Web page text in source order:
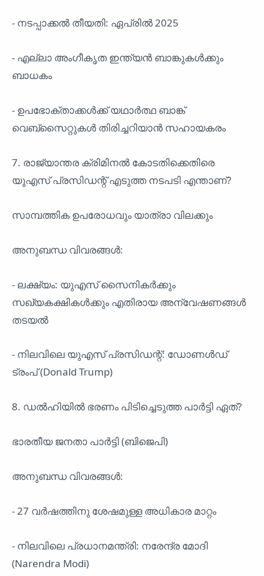
- നടപ്പാക്കൽ തീയതി: ഏപ്രിൽ 2025
- എല്ലാ അംഗീകൃത ഇന്ത്യൻ ബാങ്കുകൾക്കും
ബാധകം
- ഉപഭോക്താക്കൾക്ക് യഥാർത്ഥ ബാങ്ക്
വെബ്സൈറ്റുകൾ തിരിച്ചറിയാൻ സഹായകരം
7. രാജ്യാന്തര ക്രിമിനൽ കോടതിക്കെതിരെ
യുഎസ് പ്രസിഡന്റ് എടുത്ത നടപടി എന്താണ്?
സാമ്പത്തിക ഉപരോധവും യാത്രാ വിലക്കും
അനുബന്ധ വിവരങ്ങൾ:
- ലക്ഷ്യം: യുഎസ് സൈനികർക്കും
സഖ്യകക്ഷികൾക്കും എതിരായ അന്വേഷണങ്ങൾ
തടയൽ
- നിലവിലെ യുഎസ് പ്രസിഡന്റ്: ഡോണൾഡ്
ട്രംപ് (Donald Trump)
8. ഡൽഹിയിൽ ഭരണം പിടിച്ചെടുത്ത പാർട്ടി ഏത്?
ഭാരതീയ ജനതാ പാർട്ടി (ബിജെപി)
അനുബന്ധ വിവരങ്ങൾ:
- 27 വർഷത്തിനു ശേഷമുള്ള അധികാര മാറ്റം
- നിലവിലെ പ്രധാനമന്ത്രി: നരേന്ദ്ര മോദി
(Narendra Modi)